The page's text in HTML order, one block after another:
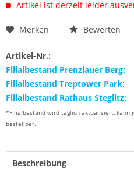
Artikel ist derzeit leider
Merken Bewerten
Artikel-Nr.:
Filialbestand Prenzlauer Berg:
Filialbestand Treptower Park:
Filialbestand Rathaus Steglitz:
*Filialbestand wird täglich aktualisiert, kann
bestellbar.
Beschreibung